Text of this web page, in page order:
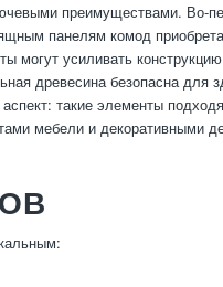
преимуществами. Во-
панелям комод
могут усиливать
древесина безопасна для
такие элементы
мебели и декоративными